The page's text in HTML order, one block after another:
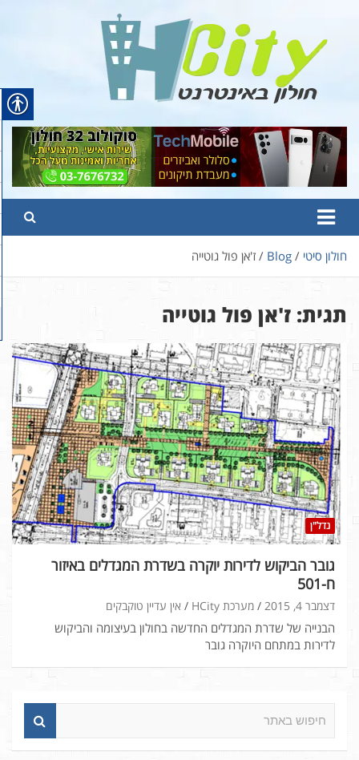
content
Hcity – חולון באינטרנט
פורטל החדשות והמידע של חולון
חולון סיטי Blog ז'אן פול גוטייה
תגית: ז'אן פול גוטייה
נדל"ן
גובר הביקוש לדירות יוקרה בשדרת המגדלים באיזור
ח-501
דצמבר 4, 2015 מערכת HCity אין עדיין טוקבקים
הבנייה של שדרת המגדלים החדשה בחולון בעיצומה והביקוש
לדירות במתחם היוקרה גובר